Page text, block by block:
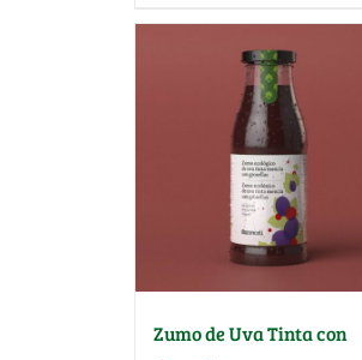
Zumo de Uva Tinta con